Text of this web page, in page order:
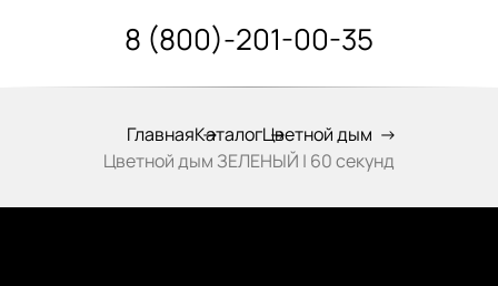
8 (800)-201-00-35
ГлавнаяКаталогЦветной дым
Цветной дым ЗЕЛЕНЫЙ | 60 секунд